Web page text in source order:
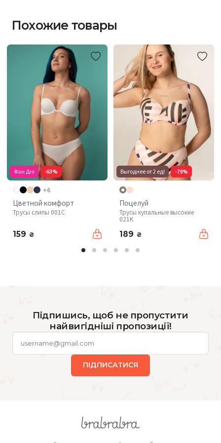
Похожие товары
Фан Дні -63%
+6
Цветной комфорт
Трусы слипы 001C
159 ₴
Выгоднее от 2 ед! -79%
Поцелуй
Трусы купальные высокие
021K
189 ₴
Підпишись, щоб не пропустити
найвигідніші пропозиції!
ПІДПИСАТИСЯ